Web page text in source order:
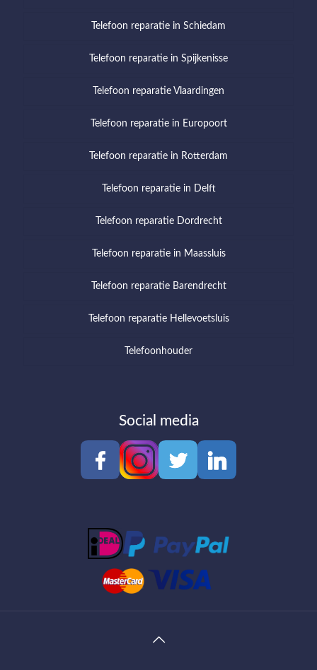
Telefoon reparatie in Schiedam
Telefoon reparatie in Spijkenisse
Telefoon reparatie Vlaardingen
Telefoon reparatie in Europoort
Telefoon reparatie in Rotterdam
Telefoon reparatie in Delft
Telefoon reparatie Dordrecht
Telefoon reparatie in Maassluis
Telefoon reparatie Barendrecht
Telefoon reparatie Hellevoetsluis
Telefoonhouder
Social media